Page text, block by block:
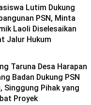
Lutim Dukung
PSN, Minta
Laoli Diselesaikan
Jalur Hukum
Taruna Desa Harapan
Badan Dukung PSN
Singgung Pihak yang
Proyek